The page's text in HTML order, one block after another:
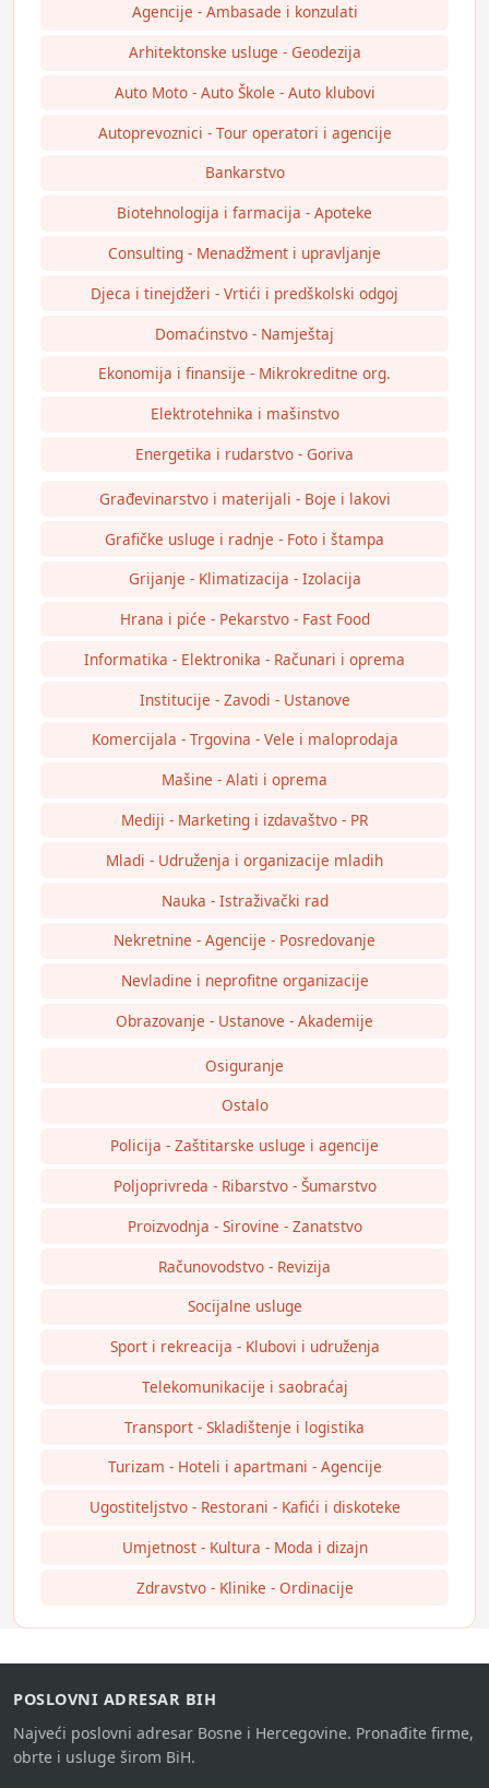
Agencije - Ambasade i konzulati
Arhitektonske usluge - Geodezija
Auto Moto - Auto Škole - Auto klubovi
Autoprevoznici - Tour operatori i agencije
Bankarstvo
Biotehnologija i farmacija - Apoteke
Consulting - Menadžment i upravljanje
Djeca i tinejdžeri - Vrtići i predškolski odgoj
Domaćinstvo - Namještaj
Ekonomija i finansije - Mikrokreditne org.
Elektrotehnika i mašinstvo
Energetika i rudarstvo - Goriva
Građevinarstvo i materijali - Boje i lakovi
Grafičke usluge i radnje - Foto i štampa
Grijanje - Klimatizacija - Izolacija
Hrana i piće - Pekarstvo - Fast Food
Informatika - Elektronika - Računari i oprema
Institucije - Zavodi - Ustanove
Komercijala - Trgovina - Vele i maloprodaja
Mašine - Alati i oprema
Mediji - Marketing i izdavaštvo - PR
Mladi - Udruženja i organizacije mladih
Nauka - Istraživački rad
Nekretnine - Agencije - Posredovanje
Nevladine i neprofitne organizacije
Obrazovanje - Ustanove - Akademije
Osiguranje
Ostalo
Policija - Zaštitarske usluge i agencije
Poljoprivreda - Ribarstvo - Šumarstvo
Proizvodnja - Sirovine - Zanatstvo
Računovodstvo - Revizija
Socijalne usluge
Sport i rekreacija - Klubovi i udruženja
Telekomunikacije i saobraćaj
Transport - Skladištenje i logistika
Turizam - Hoteli i apartmani - Agencije
Ugostiteljstvo - Restorani - Kafići i diskoteke
Umjetnost - Kultura - Moda i dizajn
Zdravstvo - Klinike - Ordinacije
POSLOVNI ADRESAR BIH
Najveći poslovni adresar Bosne i Hercegovine. Pronađite firme,
obrte i usluge širom BiH.